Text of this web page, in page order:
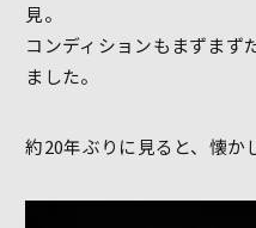
見。
コンディションもまずまず
ました。
約20年ぶりに見ると、懐か